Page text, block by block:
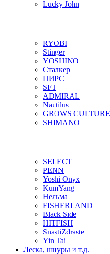
Lucky John
RYOBI
Stinger
YOSHINO
Сталкер
ПИРС
SFT
ADMIRAL
Nautilus
GROWS CULTURE
SHIMANO
SELECT
PENN
Yoshi Onyx
KumYang
Нельма
FISHERLAND
Black Side
HITFISH
SnastiZdraste
Yin Tai
Леска, шнуры и т.д.